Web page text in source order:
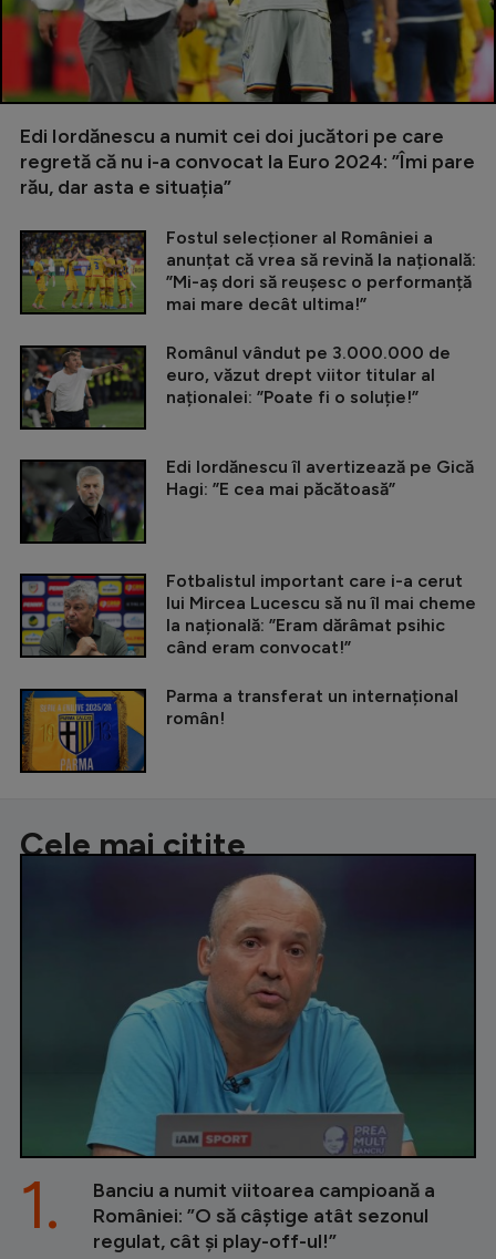
Edi Iordănescu a numit cei doi jucători pe care
regretă că nu i-a convocat la Euro 2024: ”Îmi pare
rău, dar asta e situația”
Fostul selecționer al României a
anunțat că vrea să revină la națională:
”Mi-aș dori să reușesc o performanță
mai mare decât ultima!”
Românul vândut pe 3.000.000 de
euro, văzut drept viitor titular al
naționalei: ”Poate fi o soluție!”
Edi Iordănescu îl avertizează pe Gică
Hagi: ”E cea mai păcătoasă”
Fotbalistul important care i-a cerut
lui Mircea Lucescu să nu îl mai cheme
la națională: ”Eram dărâmat psihic
când eram convocat!”
Parma a transferat un internațional
român!
Cele mai citite
Banciu a numit viitoarea campioană a
României: ”O să câștige atât sezonul
regulat, cât și play-off-ul!”
1.